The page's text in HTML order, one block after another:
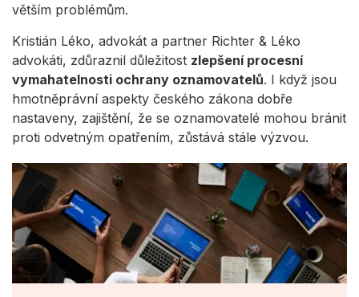
větším problémům.
Kristián Léko, advokát a partner Richter & Léko
advokáti, zdůraznil důležitost zlepšení procesní
vymahatelnosti ochrany oznamovatelů. I když jsou
hmotněprávní aspekty českého zákona dobře
nastaveny, zajištění, že se oznamovatelé mohou bránit
proti odvetným opatřením, zůstává stále výzvou.